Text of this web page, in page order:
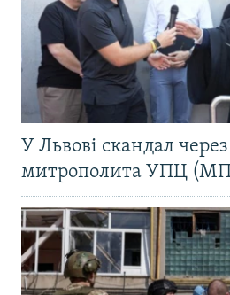
У Львові скандал через
митрополита УПЦ